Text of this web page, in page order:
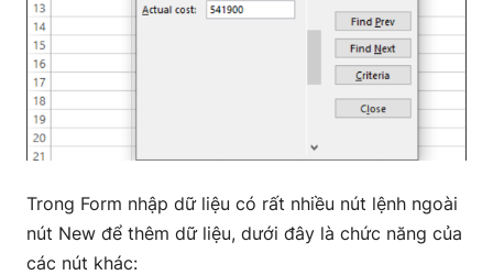
Trong Form nhập dữ liệu có rất nhiều nút lệnh ngoài
nút New để thêm dữ liệu, dưới đây là chức năng của
các nút khác: